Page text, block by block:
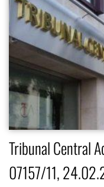
Tribunal Central
07157/11,